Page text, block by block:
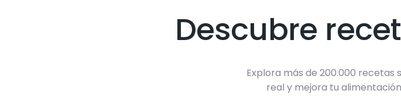
Descubre
Explora más de 200.000 recetas
real y mejora tu